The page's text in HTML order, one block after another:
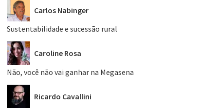
Carlos Nabinger
Sustentabilidade e sucessão rural
Caroline Rosa
Não, você não vai ganhar na Megasena
Ricardo Cavallini